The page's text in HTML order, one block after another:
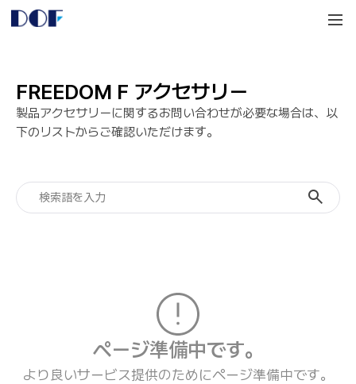
DOF
Navigation
FREEDOM F アクセサリー
製品アクセサリーに関するお問い合わせが必要な場合は、以
下のリストからご確認いただけます。
ページ準備中です。
より良いサービス提供のためにページ準備中です。